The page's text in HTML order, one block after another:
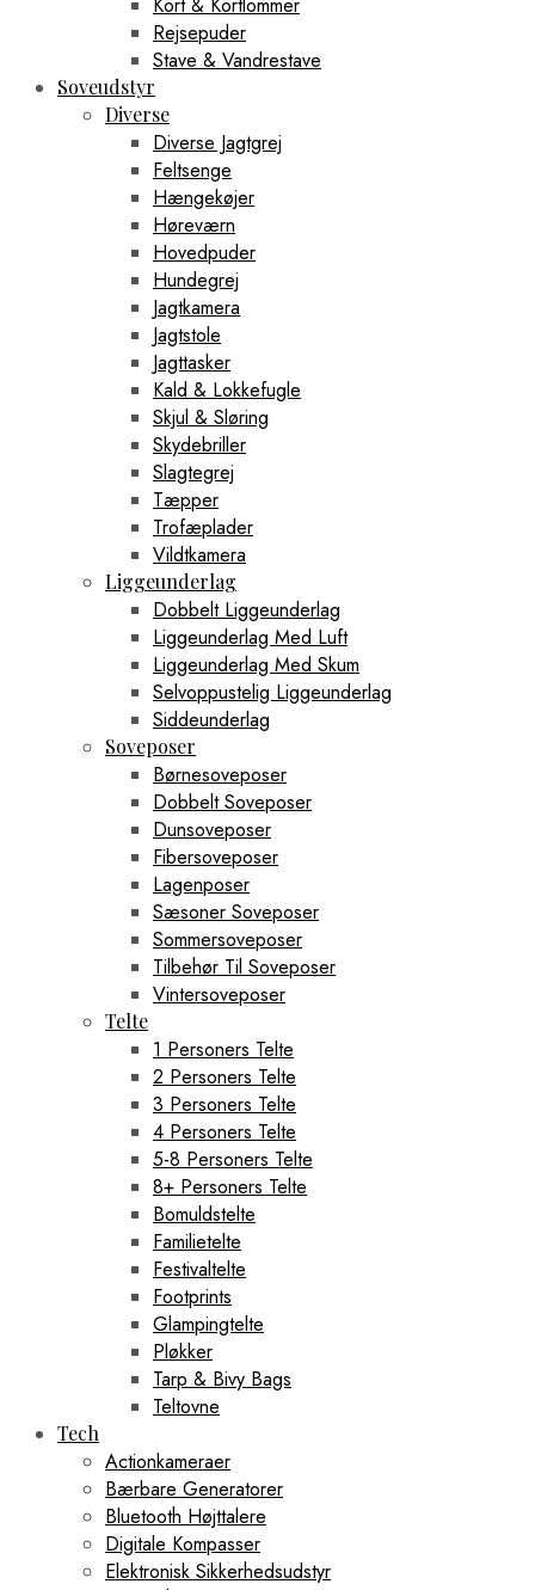
Kort & Kortlommer
Rejsepuder
Stave & Vandrestave
Soveudstyr
Diverse
Diverse Jagtgrej
Feltsenge
Hængekøjer
Høreværn
Hovedpuder
Hundegrej
Jagtkamera
Jagtstole
Jagttasker
Kald & Lokkefugle
Skjul & Sløring
Skydebriller
Slagtegrej
Tæpper
Trofæplader
Vildtkamera
Liggeunderlag
Dobbelt Liggeunderlag
Liggeunderlag Med Luft
Liggeunderlag Med Skum
Selvoppustelig Liggeunderlag
Siddeunderlag
Soveposer
Børnesoveposer
Dobbelt Soveposer
Dunsoveposer
Fibersoveposer
Lagenposer
Sæsoner Soveposer
Sommersoveposer
Tilbehør Til Soveposer
Vintersoveposer
Telte
1 Personers Telte
2 Personers Telte
3 Personers Telte
4 Personers Telte
5-8 Personers Telte
8+ Personers Telte
Bomuldstelte
Familietelte
Festivaltelte
Footprints
Glampingtelte
Pløkker
Tarp & Bivy Bags
Teltovne
Tech
Actionkameraer
Bærbare Generatorer
Bluetooth Højttalere
Digitale Kompasser
Elektronisk Sikkerhedsudstyr